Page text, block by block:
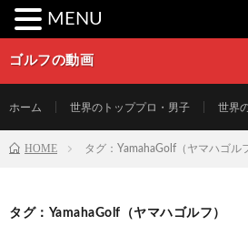
ゴルフの動画
ホーム 世界のトッププロ・男子 世界
HOME タグ：YamahaGolf（ヤマハゴル
タグ：YamahaGolf（ヤマハゴルフ）
MENU